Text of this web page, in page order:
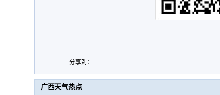
分享到：
广西天气热点